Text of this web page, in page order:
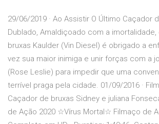
29/06/2019 · Ao Assistir O Último Caçador
Dublado, Amaldiçoado com a
bruxas Kaulder (Vin Diesel) é obrigado a
vez sua maior inimiga e unir forças com a
(Rose Leslie) para impedir que uma
terrível praga pela cidade. 01/09/2016 ·
Caçador de bruxas Sidney e juliana
de Ação 2020 ☆Vírus Mortal☆ Filmaço de